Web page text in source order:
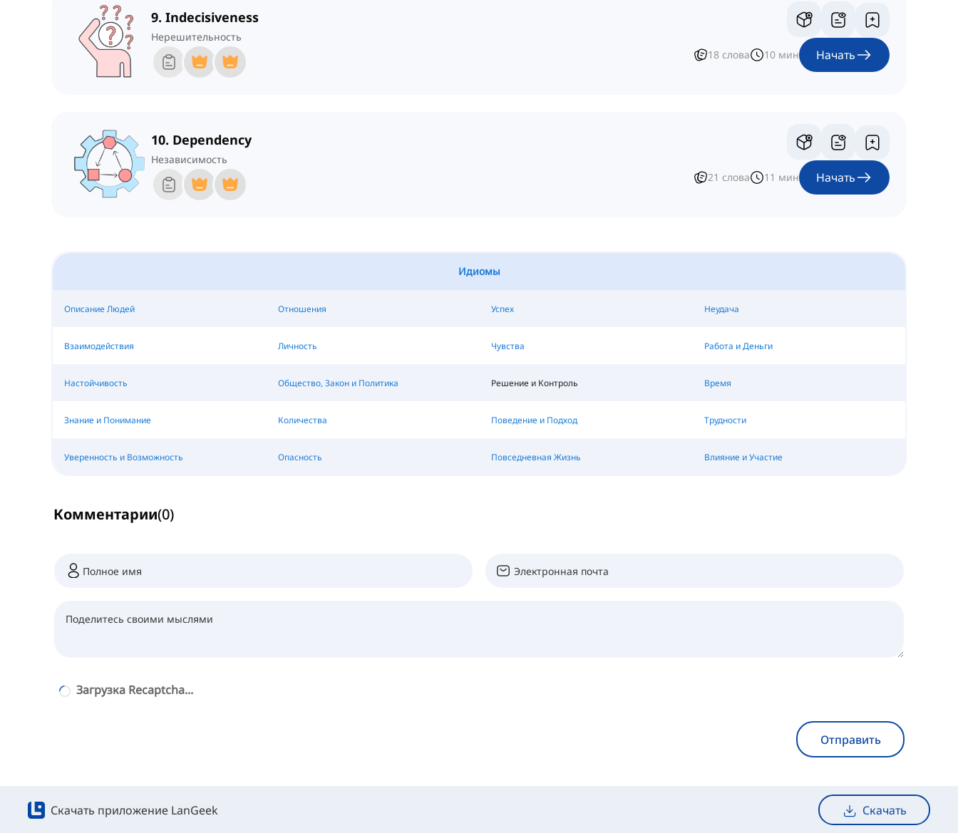
9. Indecisiveness
Нерешительность
18 слова 10 мин Начать
10. Dependency
Независимость
21 слова 11 мин Начать
Идиомы
Описание Людей Отношения Успех Неудача
Взаимодействия Личность Чувства Работа и Деньги
Настойчивость Общество, Закон и Политика Решение и Контроль Время
Знание и Понимание Количества Поведение и Подход Трудности
Уверенность и Возможность Опасность Повседневная Жизнь Влияние и Участие
Комментарии(0)
Загрузка Recaptcha...
Отправить
Скачать приложение LanGeek Скачать